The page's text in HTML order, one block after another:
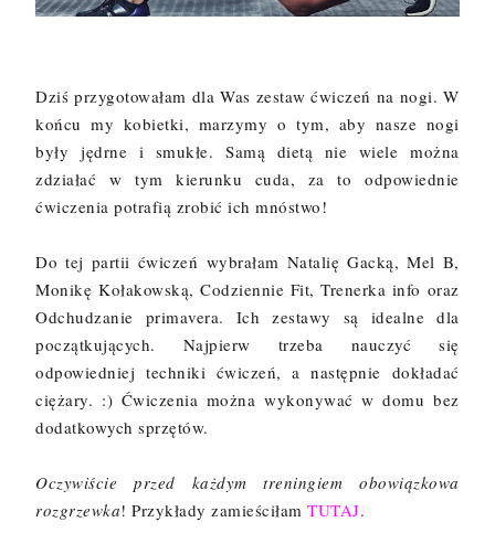
Dziś przygotowałam dla Was zestaw ćwiczeń na nogi. W
końcu my kobietki, marzymy o tym, aby nasze nogi
były jędrne i smukłe. Samą dietą nie wiele można
zdziałać w tym kierunku cuda, za to odpowiednie
ćwiczenia potrafią zrobić ich mnóstwo!
Do tej partii ćwiczeń wybrałam Natalię Gacką, Mel B,
Monikę Kołakowską, Codziennie Fit, Trenerka info oraz
Odchudzanie primavera. Ich zestawy są idealne dla
początkujących. Najpierw trzeba nauczyć się
odpowiedniej techniki ćwiczeń, a następnie dokładać
ciężary. :) Ćwiczenia można wykonywać w domu bez
dodatkowych sprzętów.
Oczywiście przed każdym treningiem obowiązkowa
rozgrzewka! Przykłady zamieściłamTUTAJ.